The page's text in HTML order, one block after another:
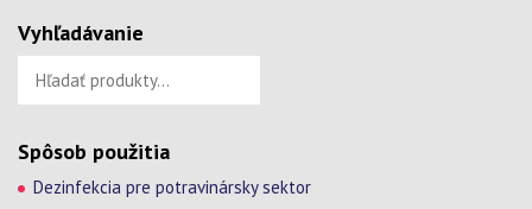
Vyhľadávanie
Spôsob použitia
Dezinfekcia pre potravinársky sektor